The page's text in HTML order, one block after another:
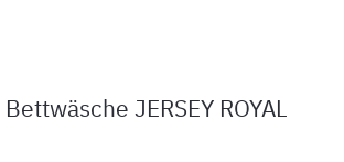
JERSEY ROYAL